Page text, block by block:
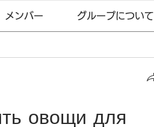
メンバー グループについて
овощи для